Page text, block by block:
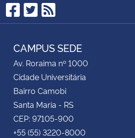
Facebook
Twitter
RSS
CAMPUS SEDE
Av. Roraima nº 1000
Cidade Universitária
Bairro Camobi
Santa Maria - RS
CEP: 97105-900
+55 (55) 3220-8000